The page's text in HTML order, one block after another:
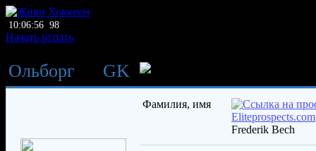
10:06:56 98
Начать играть
Ольборг GK
Фамилия, имя
Frederik Bech